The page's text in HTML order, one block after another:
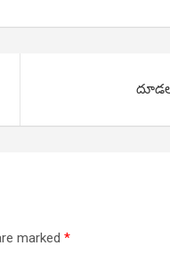
marked *